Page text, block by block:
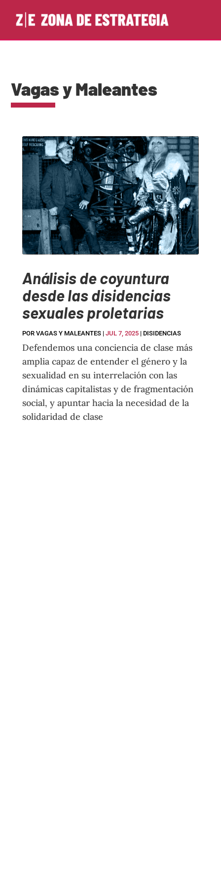
Vagas y Maleantes
Análisis de coyuntura
desde las disidencias
sexuales proletarias
POR VAGAS Y MALEANTES| JUL 7, 2025| DISIDENCIAS
Defendemos una conciencia de clase más
amplia capaz de entender el género y la
sexualidad en su interrelación con las
dinámicas capitalistas y de fragmentación
social, y apuntar hacia la necesidad de la
solidaridad de clase